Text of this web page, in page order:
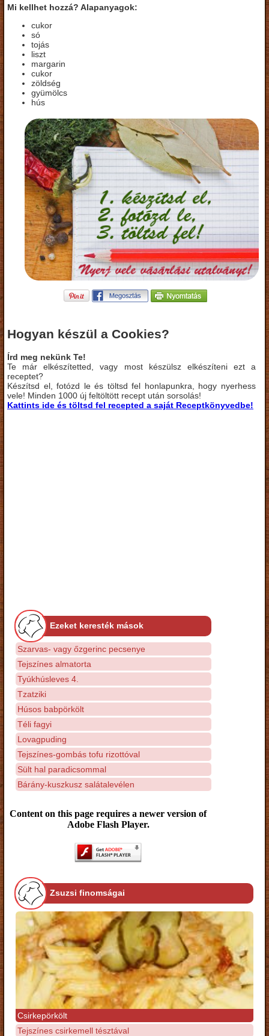
Mi kellhet hozzá? Alapanyagok:
cukor
só
tojás
liszt
margarin
cukor
zöldség
gyümölcs
hús
Hogyan készül a Cookies?
Írd meg nekünk Te!
Te már elkészítetted, vagy most készülsz elkészíteni ezt a
receptet?
Készítsd el, fotózd le és töltsd fel honlapunkra, hogy nyerhess
vele! Minden 1000 új feltöltött recept után sorsolás!
Kattints ide és töltsd fel recepted a saját Receptkönyvedbe!
Ezeket keresték mások
Szarvas- vagy őzgerinc pecsenye
Tejszínes almatorta
Tyúkhúsleves 4.
Tzatziki
Húsos babpörkölt
Téli fagyi
Lovagpuding
Tejszínes-gombás tofu rizottóval
Sült hal paradicsommal
Bárány-kuszkusz salátalevélen
Content on this page requires a newer version of
Adobe Flash Player.
Zsuzsi finomságai
Csirkepörkölt
Tejszínes csirkemell tésztával